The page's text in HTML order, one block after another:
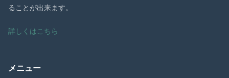
ることが出来ます。
詳しくはこちら
メニュー